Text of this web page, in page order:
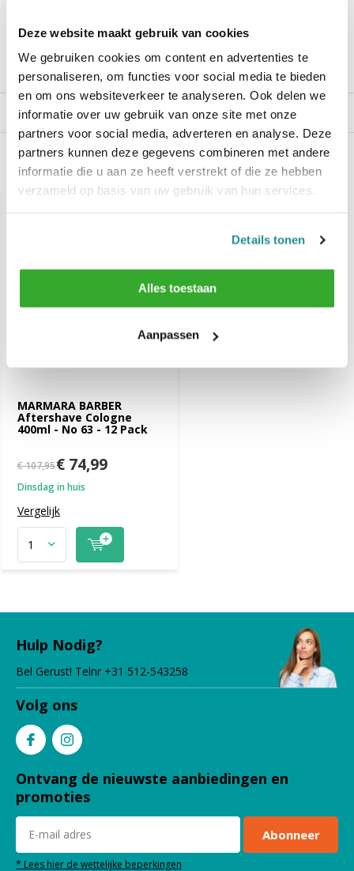
Deze website maakt gebruik van cookies
We gebruiken cookies om content en advertenties te
personaliseren, om functies voor social media te bieden
en om ons websiteverkeer te analyseren. Ook delen we
informatie over uw gebruik van onze site met onze
partners voor social media, adverteren en analyse. Deze
partners kunnen deze gegevens combineren met andere
informatie die u aan ze heeft verstrekt of die ze hebben
verzameld op basis van uw gebruik van hun services.
Details tonen
Alles toestaan
Aanpassen
Productomschrijving
Reviews
Recent bekeken
MARMARA BARBER
Aftershave Cologne
400ml - No 63 - 12 Pack
€ 107,95€ 74,99
Dinsdag in huis
Vergelijk
Hulp Nodig?
Bel Gerust! Telnr +31 512-543258
Volg ons
Ontvang de nieuwste aanbiedingen en
promoties
Abonneer
* Lees hier de wettelijke beperkingen